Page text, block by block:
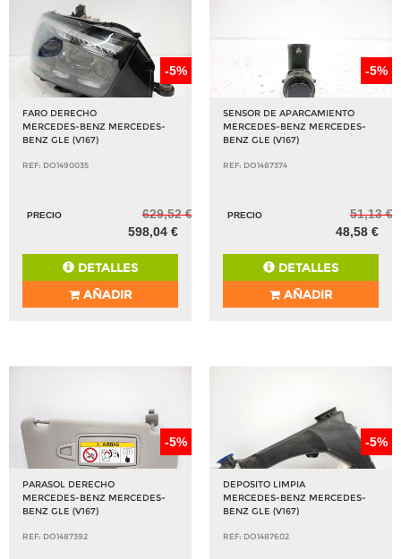
-5%
FARO DERECHO
MERCEDES-BENZ MERCEDES-
BENZ GLE (V167)
REF: DO1490035
PRECIO
629,52 €
598,04 €
DETALLES
AÑADIR
-5%
SENSOR DE APARCAMIENTO
MERCEDES-BENZ MERCEDES-
BENZ GLE (V167)
REF: DO1487374
PRECIO
51,13 €
48,58 €
DETALLES
AÑADIR
-5%
PARASOL DERECHO
MERCEDES-BENZ MERCEDES-
BENZ GLE (V167)
REF: DO1487392
-5%
DEPOSITO LIMPIA
MERCEDES-BENZ MERCEDES-
BENZ GLE (V167)
REF: DO1487602